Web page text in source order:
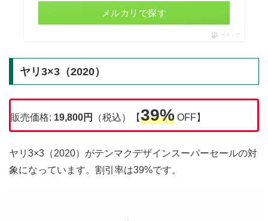
メルカリで探す
ポチップ
ヤリ3×3（2020）
販売価格: 19,800円 （税込）【39% OFF】
ヤリ3×3（2020）がテンマクデザインスーパーセールの対
象になっています。割引率は39%です。